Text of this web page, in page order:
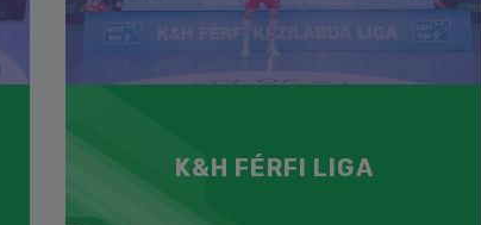
K&H FÉRFI LIGA